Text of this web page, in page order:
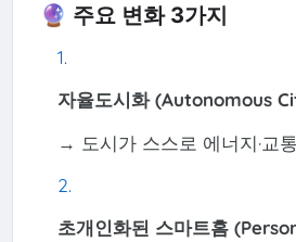
🔮 주요 변화 3가지
자율도시화 (Autonomous
→ 도시가 스스로 에너지·교
초개인화된 스마트홈